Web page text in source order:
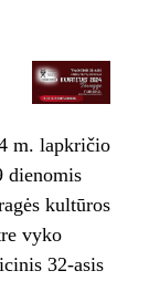
m. lapkričio
dienomis
kultūros
vyko
32-asis